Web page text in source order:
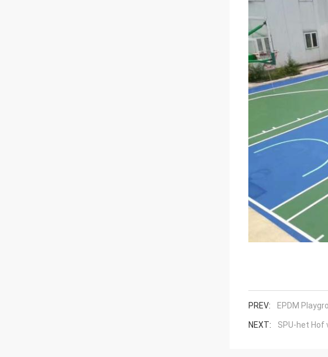
PREV: EPDM
NEXT: SPU-het Hof